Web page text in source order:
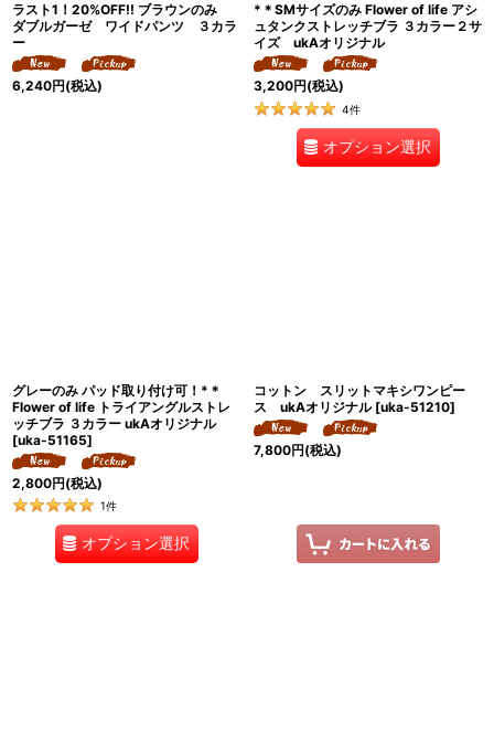
ラスト1！20%OFF!! ブラウンのみ
ダブルガーゼ ワイドパンツ ３カラ
ー
6,240円(税込)
*＊SMサイズのみ Flower of life アシ
ュタンクストレッチブラ ３カラー２サ
イズ ukAオリジナル
3,200円(税込)
4件
オプション選択
グレーのみ パッド取り付け可！*＊
Flower of life トライアングルストレ
ッチブラ ３カラー ukAオリジナル
[uka-51165]
2,800円(税込)
1件
オプション選択
コットン スリットマキシワンピー
ス ukAオリジナル [uka-51210]
7,800円(税込)